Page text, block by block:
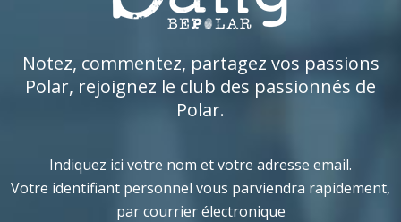
Notez, commentez, partagez vos passions
Polar, rejoignez le club des passionnés de
Polar.
Indiquez ici votre nom et votre adresse email.
Votre identifiant personnel vous parviendra rapidement,
par courrier électronique